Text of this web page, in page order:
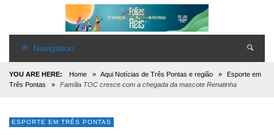
Navigation
YOU ARE HERE: Home » Aqui Notícias de Três Pontas e região »
Esporte em
Três Pontas
» Família TOC cresce com a chegada da mascote Renatinha
ESPORTE EM TRÊS PONTAS